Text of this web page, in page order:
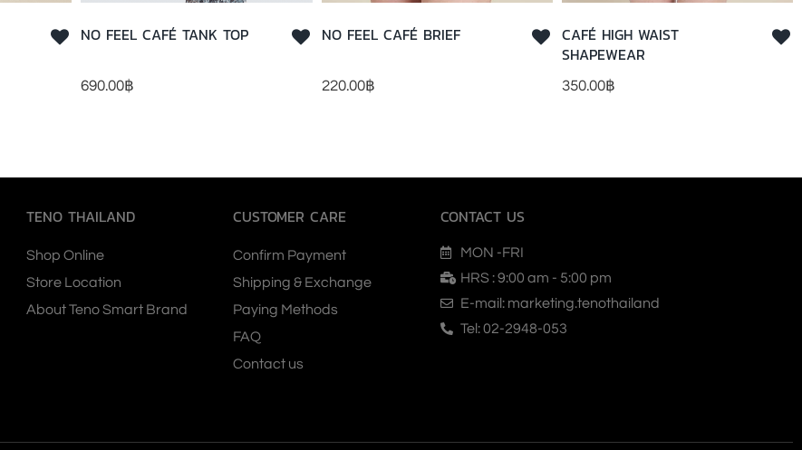
NO FEEL CAFÉ TANK TOP
690.00฿
NO FEEL CAFÉ BRIEF
220.00฿
CAFÉ HIGH WAIST
SHAPEWEAR
350.00฿
TENO THAILAND
Shop Online
Store Location
About Teno Smart Brand
CUSTOMER CARE
Confirm Payment
Shipping & Exchange
Paying Methods
FAQ
Contact us
CONTACT US
MON -FRI
HRS : 9:00 am - 5:00 pm
E-mail: marketing.tenothailand
Tel: 02-2948-053